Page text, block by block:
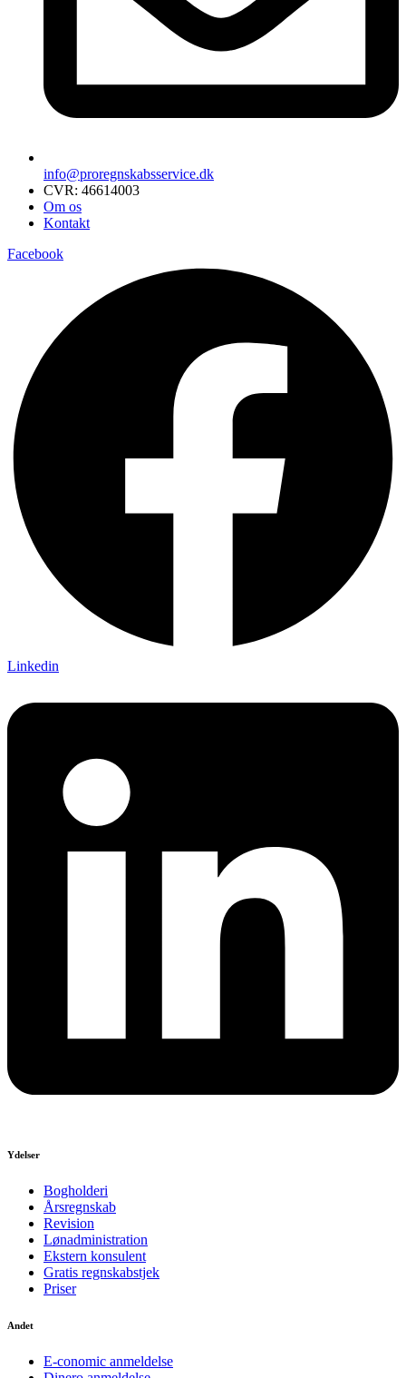
info@proregnskabsservice.dk
CVR: 46614003
Om os
Kontakt
Facebook
Linkedin
Ydelser
Bogholderi
Årsregnskab
Revision
Lønadministration
Ekstern konsulent
Gratis regnskabstjek
Priser
Andet
E-conomic anmeldelse